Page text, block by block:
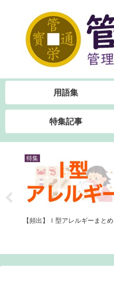
用語集
特集記事
特集
【頻出】Ⅰ型アレルギーまとめ